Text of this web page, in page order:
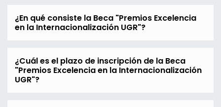
¿En qué consiste la Beca "Premios Excelencia
en la Internacionalización UGR"?
¿Cuál es el plazo de inscripción de la Beca
"Premios Excelencia en la Internacionalización
UGR"?